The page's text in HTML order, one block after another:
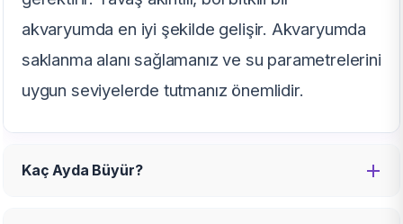
akvaryumda en iyi şekilde gelişir. Akvaryumda
saklanma alanı sağlamanız ve su parametrelerini
uygun seviyelerde tutmanız önemlidir.
Kaç Ayda Büyür?